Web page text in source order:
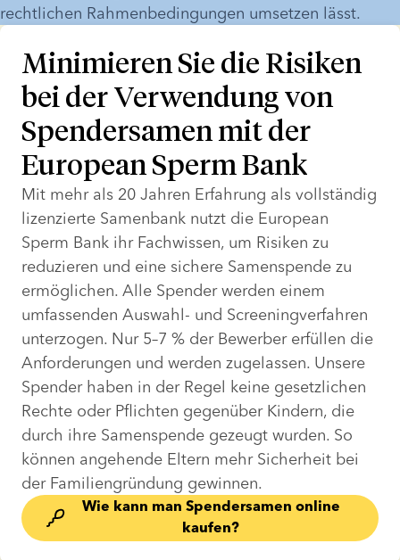
rechtlichen Rahmenbedingungen umsetzen lässt.
Minimieren Sie die Risiken
bei der Verwendung von
Spendersamen mit der
European Sperm Bank
Mit mehr als 20 Jahren Erfahrung als vollständig
lizenzierte Samenbank nutzt die European
Sperm Bank ihr Fachwissen, um Risiken zu
reduzieren und eine sichere Samenspende zu
ermöglichen. Alle Spender werden einem
umfassenden Auswahl- und Screeningverfahren
unterzogen. Nur 5–7 % der Bewerber erfüllen die
Anforderungen und werden zugelassen. Unsere
Spender haben in der Regel keine gesetzlichen
Rechte oder Pflichten gegenüber Kindern, die
durch ihre Samenspende gezeugt wurden. So
können angehende Eltern mehr Sicherheit bei
der Familiengründung gewinnen.
Wie kann man Spendersamen online
kaufen?